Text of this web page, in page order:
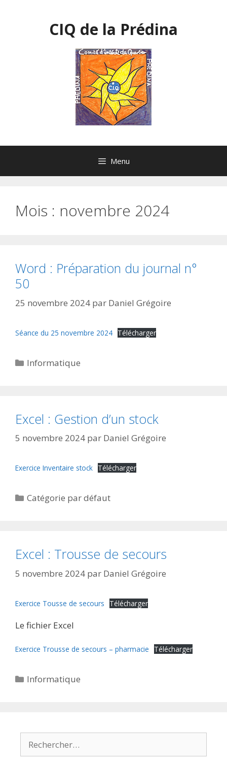
CIQ de la Prédina
Menu
Mois : novembre 2024
Word : Préparation du journal n°
50
25 novembre 2024 par Daniel Grégoire
Séance du 25 novembre 2024 Télécharger
Catégories
Informatique
Excel : Gestion d’un stock
5 novembre 2024 par Daniel Grégoire
Exercice Inventaire stock Télécharger
Catégories
Catégorie par défaut
Excel : Trousse de secours
5 novembre 2024 par Daniel Grégoire
Exercice Tousse de secours Télécharger
Le fichier Excel
Exercice Trousse de secours – pharmacie Télécharger
Catégories
Informatique